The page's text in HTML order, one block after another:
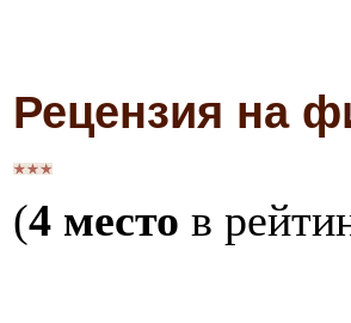
Рецензия на
(4 место в